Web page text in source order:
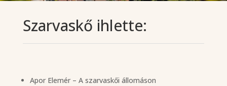
Szarvaskő ihlette:
Apor Elemér – A szarvaskői állomáson